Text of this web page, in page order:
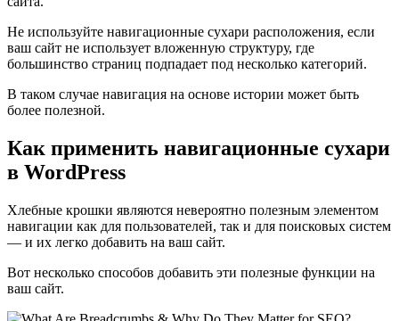
Не используйте навигационные сухари расположения, если
ваш сайт не использует вложенную структуру, где
большинство страниц подпадает под несколько категорий.
В таком случае навигация на основе истории может быть
более полезной.
Как применить навигационные сухари
в WordPress
Хлебные крошки являются невероятно полезным элементом
навигации как для пользователей, так и для поисковых систем
— и их легко добавить на ваш сайт.
Вот несколько способов добавить эти полезные функции на
ваш сайт.